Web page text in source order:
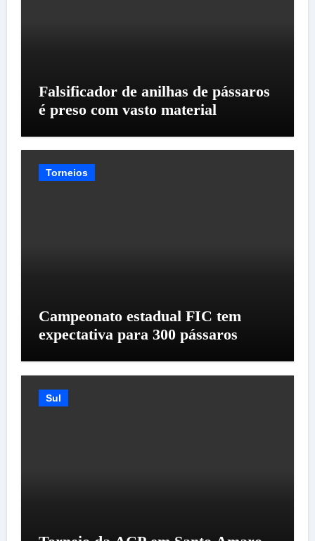
Falsificador de anilhas de pássaros
é preso com vasto material
Torneios
Campeonato estadual FIC tem
expectativa para 300 pássaros
Sul